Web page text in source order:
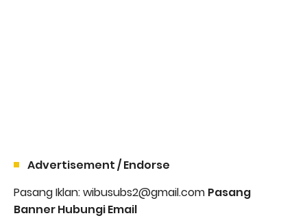
Advertisement / Endorse
Pasang Iklan: wibusubs2@gmail.com Pasang
Banner Hubungi Email